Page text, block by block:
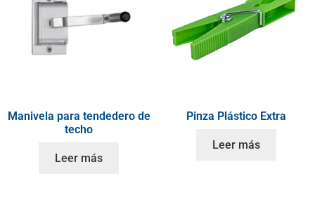
Manivela para tendedero de
techo
Leer más
Pinza Plástico Extra
Leer más